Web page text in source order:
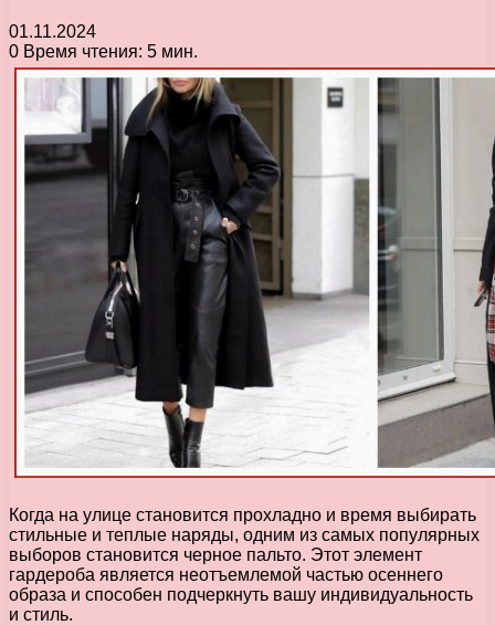
01.11.2024
0 Время чтения: 5 мин.
Когда на улице становится прохладно и время выбирать
стильные и теплые наряды, одним из самых популярных
выборов становится черное пальто. Этот элемент
гардероба является неотъемлемой частью осеннего
образа и способен подчеркнуть вашу индивидуальность
и стиль.